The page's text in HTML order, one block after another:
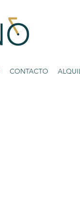
CONTACTO